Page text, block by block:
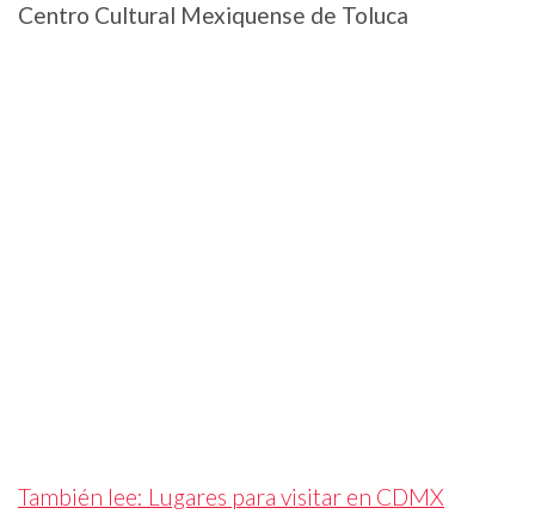
Centro Cultural Mexiquense de Toluca
También lee: Lugares para visitar en CDMX